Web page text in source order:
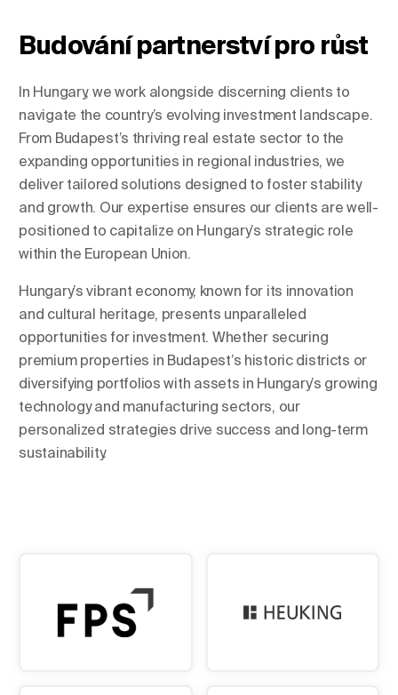
Budování partnerství pro růst
In Hungary, we work alongside discerning clients to
navigate the country’s evolving investment landscape.
From Budapest’s thriving real estate sector to the
expanding opportunities in regional industries, we
deliver tailored solutions designed to foster stability
and growth. Our expertise ensures our clients are well-
positioned to capitalize on Hungary’s strategic role
within the European Union.
Hungary’s vibrant economy, known for its innovation
and cultural heritage, presents unparalleled
opportunities for investment. Whether securing
premium properties in Budapest’s historic districts or
diversifying portfolios with assets in Hungary’s growing
technology and manufacturing sectors, our
personalized strategies drive success and long-term
sustainability.